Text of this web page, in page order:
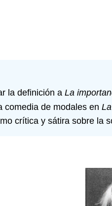
la definición a La
comedia de modales en
crítica y sátira sobre la